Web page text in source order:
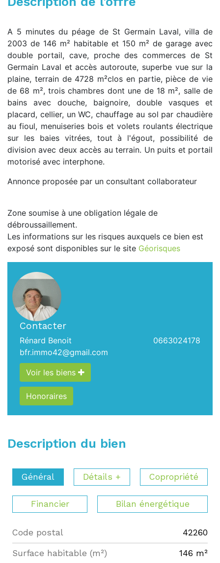
A 5 minutes du péage de St Germain Laval, villa de
2003 de 146 m² habitable et 150 m² de garage avec
double portail, cave, proche des commerces de St
Germain Laval et accès autoroute, superbe vue sur la
plaine, terrain de 4728 m²clos en partie, pièce de vie
de 68 m², trois chambres dont une de 18 m², salle de
bains avec douche, baignoire, double vasques et
placard, cellier, un WC, chauffage au sol par chaudière
au fioul, menuiseries bois et volets roulants électrique
sur les baies vitrées, tout à l'égout, possibilité de
division avec deux accès au terrain. Un puits et portail
motorisé avec interphone.
Annonce proposée par un consultant collaborateur
Zone soumise à une obligation légale de
débroussaillement.
Les informations sur les risques auxquels ce bien est
exposé sont disponibles sur le site Géorisques
Contacter
Rénard Benoit
0663024178
bfr.immo42@gmail.com
Voir les biens
Honoraires
Description du bien
Général Détails + Copropriété
Financier Bilan énergétique
Label Value
Code postal 42260
Surface habitable (m²) 146 m²